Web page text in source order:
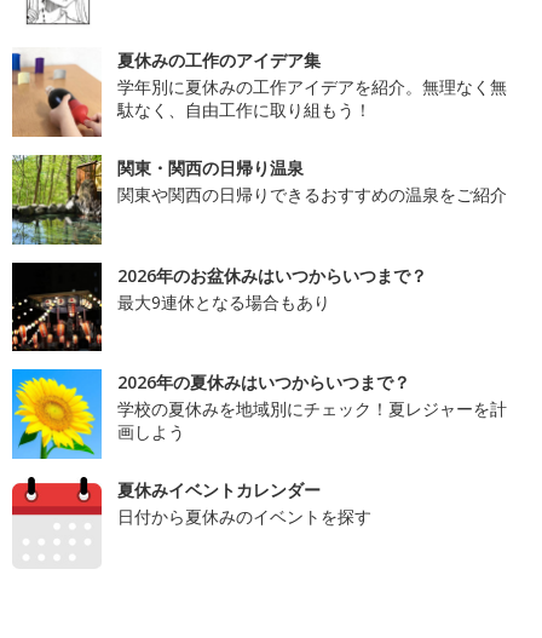
夏休みの工作のアイデア集
学年別に夏休みの工作アイデアを紹介。無理なく無
駄なく、自由工作に取り組もう！
関東・関西の日帰り温泉
関東や関西の日帰りできるおすすめの温泉をご紹介
2026年のお盆休みはいつからいつまで？
最大9連休となる場合もあり
2026年の夏休みはいつからいつまで？
学校の夏休みを地域別にチェック！夏レジャーを計
画しよう
夏休みイベントカレンダー
日付から夏休みのイベントを探す